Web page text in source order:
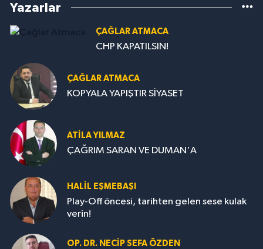
Yazarlar
ÇAĞLAR ATMACA
CHP KAPATILSIN!
ÇAĞLAR ATMACA
KOPYALA YAPIŞTIR SİYASET
ATILA YILMAZ
ÇAĞRIM SARAN VE DUMAN'A
HALIL EŞMEBAŞI
Play-Off öncesi, tarihten gelen sese kulak
verin!
OP. DR. NECIP SEFA ÖZDEN